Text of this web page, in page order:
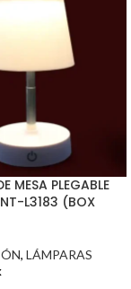
MESA PLEGABLE
L3183 (BOX
, LÁMPARAS